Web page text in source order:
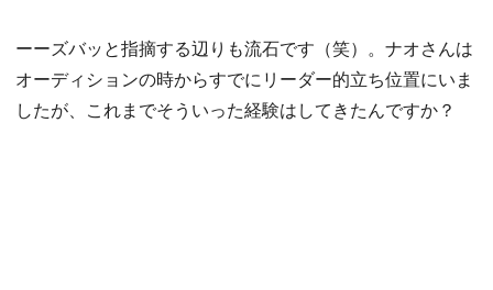
ーーズバッと指摘する辺りも流石です（笑）。ナオさんは
オーディションの時からすでにリーダー的立ち位置にいま
したが、これまでそういった経験はしてきたんですか？